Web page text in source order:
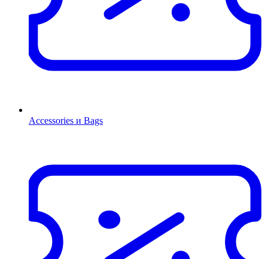
Accessories и Bags